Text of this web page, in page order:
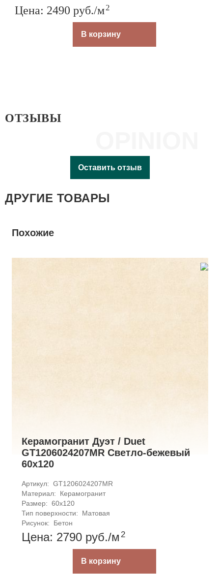
Цена: 2490 руб./м2
В корзину
ОТЗЫВЫ
Оставить отзыв
ДРУГИЕ ТОВАРЫ
Похожие
Керамогранит Дуэт / Duet
GT1206024207MR Светло-бежевый
60x120
Артикул: GT1206024207MR
Материал:
Керамогранит
Размер: 60x120
Тип поверхности:
Матовая
Рисунок:
Бетон
Цена: 2790 руб./м 2
В корзину